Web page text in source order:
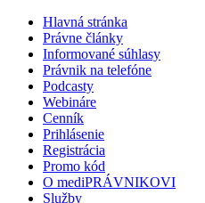
Hlavná stránka
Právne články
Informované súhlasy
Právnik na telefóne
Podcasty
Webináre
Cenník
Prihlásenie
Registrácia
Promo kód
O mediPRÁVNIKOVI
Služby